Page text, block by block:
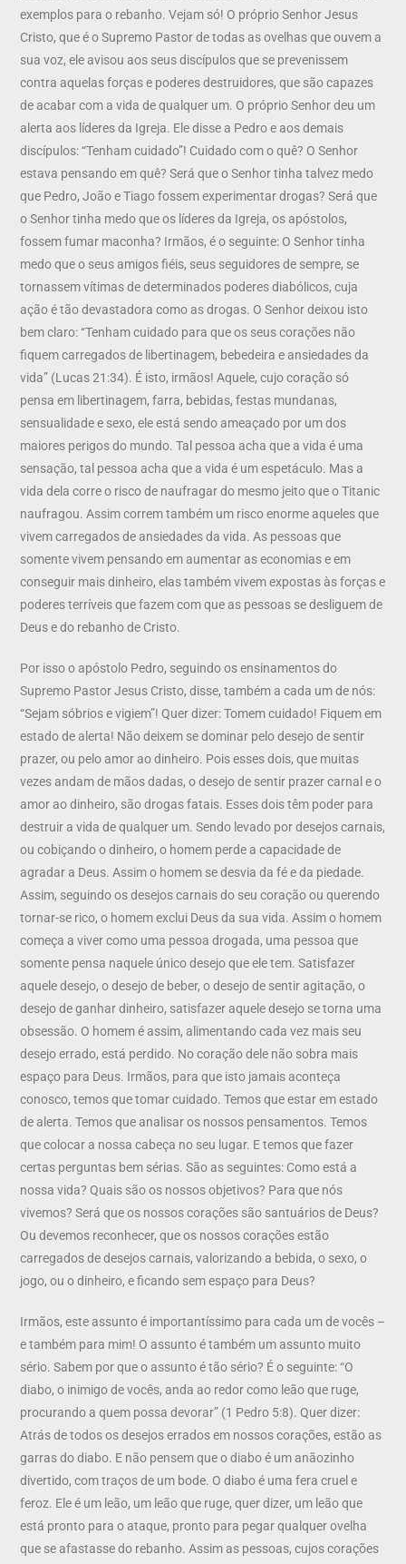
exemplos para o rebanho. Vejam só! O próprio Senhor Jesus
Cristo, que é o Supremo Pastor de todas as ovelhas que ouvem a
sua voz, ele avisou aos seus discípulos que se prevenissem
contra aquelas forças e poderes destruidores, que são capazes
de acabar com a vida de qualquer um. O próprio Senhor deu um
alerta aos líderes da Igreja. Ele disse a Pedro e aos demais
discípulos: “Tenham cuidado”! Cuidado com o quê? O Senhor
estava pensando em quê? Será que o Senhor tinha talvez medo
que Pedro, João e Tiago fossem experimentar drogas? Será que
o Senhor tinha medo que os líderes da Igreja, os apóstolos,
fossem fumar maconha? Irmãos, é o seguinte: O Senhor tinha
medo que o seus amigos fiéis, seus seguidores de sempre, se
tornassem vítimas de determinados poderes diabólicos, cuja
ação é tão devastadora como as drogas. O Senhor deixou isto
bem claro: “Tenham cuidado para que os seus corações não
fiquem carregados de libertinagem, bebedeira e ansiedades da
vida” (Lucas 21:34). É isto, irmãos! Aquele, cujo coração só
pensa em libertinagem, farra, bebidas, festas mundanas,
sensualidade e sexo, ele está sendo ameaçado por um dos
maiores perigos do mundo. Tal pessoa acha que a vida é uma
sensação, tal pessoa acha que a vida é um espetáculo. Mas a
vida dela corre o risco de naufragar do mesmo jeito que o Titanic
naufragou. Assim correm também um risco enorme aqueles que
vivem carregados de ansiedades da vida. As pessoas que
somente vivem pensando em aumentar as economias e em
conseguir mais dinheiro, elas também vivem expostas às forças e
poderes terríveis que fazem com que as pessoas se desliguem de
Deus e do rebanho de Cristo.
Por isso o apóstolo Pedro, seguindo os ensinamentos do
Supremo Pastor Jesus Cristo, disse, também a cada um de nós:
“Sejam sóbrios e vigiem”! Quer dizer: Tomem cuidado! Fiquem em
estado de alerta! Não deixem se dominar pelo desejo de sentir
prazer, ou pelo amor ao dinheiro. Pois esses dois, que muitas
vezes andam de mãos dadas, o desejo de sentir prazer carnal e o
amor ao dinheiro, são drogas fatais. Esses dois têm poder para
destruir a vida de qualquer um. Sendo levado por desejos carnais,
ou cobiçando o dinheiro, o homem perde a capacidade de
agradar a Deus. Assim o homem se desvia da fé e da piedade.
Assim, seguindo os desejos carnais do seu coração ou querendo
tornar-se rico, o homem exclui Deus da sua vida. Assim o homem
começa a viver como uma pessoa drogada, uma pessoa que
somente pensa naquele único desejo que ele tem. Satisfazer
aquele desejo, o desejo de beber, o desejo de sentir agitação, o
desejo de ganhar dinheiro, satisfazer aquele desejo se torna uma
obsessão. O homem é assim, alimentando cada vez mais seu
desejo errado, está perdido. No coração dele não sobra mais
espaço para Deus. Irmãos, para que isto jamais aconteça
conosco, temos que tomar cuidado. Temos que estar em estado
de alerta. Temos que analisar os nossos pensamentos. Temos
que colocar a nossa cabeça no seu lugar. E temos que fazer
certas perguntas bem sérias. São as seguintes: Como está a
nossa vida? Quais são os nossos objetivos? Para que nós
vivemos? Será que os nossos corações são santuários de Deus?
Ou devemos reconhecer, que os nossos corações estão
carregados de desejos carnais, valorizando a bebida, o sexo, o
jogo, ou o dinheiro, e ficando sem espaço para Deus?
Irmãos, este assunto é importantíssimo para cada um de vocês –
e também para mim! O assunto é também um assunto muito
sério. Sabem por que o assunto é tão sério? É o seguinte: “O
diabo, o inimigo de vocês, anda ao redor como leão que ruge,
procurando a quem possa devorar” (1 Pedro 5:8). Quer dizer:
Atrás de todos os desejos errados em nossos corações, estão as
garras do diabo. E não pensem que o diabo é um anãozinho
divertido, com traços de um bode. O diabo é uma fera cruel e
feroz. Ele é um leão, um leão que ruge, quer dizer, um leão que
está pronto para o ataque, pronto para pegar qualquer ovelha
que se afastasse do rebanho. Assim as pessoas, cujos corações